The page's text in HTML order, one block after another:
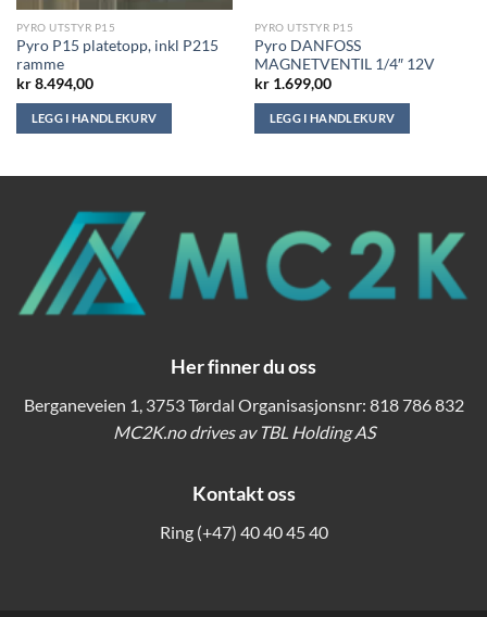
PYRO UTSTYR P15
Pyro P15 platetopp, inkl P215
ramme
kr8.494,00
LEGG I HANDLEKURV
PYRO UTSTYR P15
Pyro DANFOSS
MAGNETVENTIL 1/4″ 12V
kr1.699,00
LEGG I HANDLEKURV
Her finner du oss
Berganeveien 1, 3753 Tørdal Organisasjonsnr: 818 786 832
MC2K.no drives av TBL Holding AS
Kontakt oss
Ring (+47) 40 40 45 40